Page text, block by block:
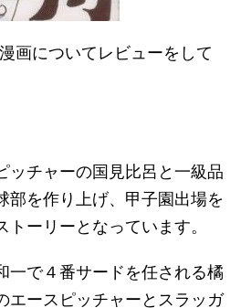
画についてレビューをして
ッチャーの国見比呂と一級品
部を作り上げ、甲子園出場を
ーリーとなっています。
一で４番サードを任される橘
エースピッチャーとスラッガ